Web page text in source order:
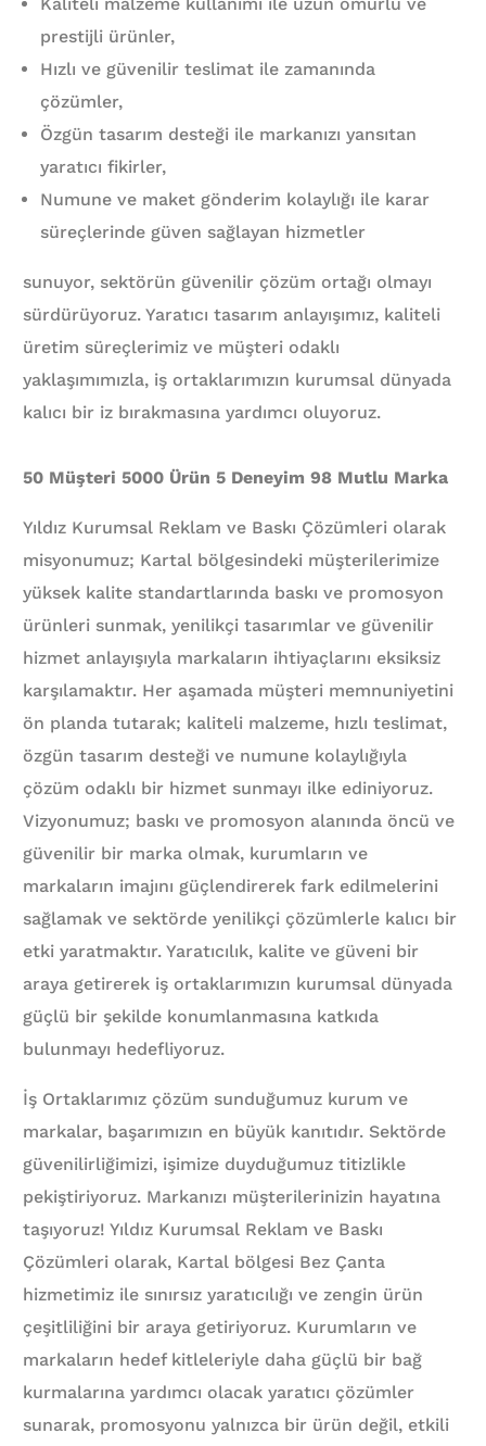
Kaliteli malzeme kullanımı ile uzun ömürlü ve
prestijli ürünler,
Hızlı ve güvenilir teslimat ile zamanında
çözümler,
Özgün tasarım desteği ile markanızı yansıtan
yaratıcı fikirler,
Numune ve maket gönderim kolaylığı ile karar
süreçlerinde güven sağlayan hizmetler
sunuyor, sektörün güvenilir çözüm ortağı olmayı
sürdürüyoruz. Yaratıcı tasarım anlayışımız, kaliteli
üretim süreçlerimiz ve müşteri odaklı
yaklaşımımızla, iş ortaklarımızın kurumsal dünyada
kalıcı bir iz bırakmasına yardımcı oluyoruz.
50 Müşteri 5000 Ürün 5 Deneyim 98 Mutlu Marka
Yıldız Kurumsal Reklam ve Baskı Çözümleri olarak
misyonumuz; Kartal bölgesindeki müşterilerimize
yüksek kalite standartlarında baskı ve promosyon
ürünleri sunmak, yenilikçi tasarımlar ve güvenilir
hizmet anlayışıyla markaların ihtiyaçlarını eksiksiz
karşılamaktır. Her aşamada müşteri memnuniyetini
ön planda tutarak; kaliteli malzeme, hızlı teslimat,
özgün tasarım desteği ve numune kolaylığıyla
çözüm odaklı bir hizmet sunmayı ilke ediniyoruz.
Vizyonumuz; baskı ve promosyon alanında öncü ve
güvenilir bir marka olmak, kurumların ve
markaların imajını güçlendirerek fark edilmelerini
sağlamak ve sektörde yenilikçi çözümlerle kalıcı bir
etki yaratmaktır. Yaratıcılık, kalite ve güveni bir
araya getirerek iş ortaklarımızın kurumsal dünyada
güçlü bir şekilde konumlanmasına katkıda
bulunmayı hedefliyoruz.
İş Ortaklarımız çözüm sunduğumuz kurum ve
markalar, başarımızın en büyük kanıtıdır. Sektörde
güvenilirliğimizi, işimize duyduğumuz titizlikle
pekiştiriyoruz. Markanızı müşterilerinizin hayatına
taşıyoruz! Yıldız Kurumsal Reklam ve Baskı
Çözümleri olarak, Kartal bölgesi Bez Çanta
hizmetimiz ile sınırsız yaratıcılığı ve zengin ürün
çeşitliliğini bir araya getiriyoruz. Kurumların ve
markaların hedef kitleleriyle daha güçlü bir bağ
kurmalarına yardımcı olacak yaratıcı çözümler
sunarak, promosyonu yalnızca bir ürün değil, etkili